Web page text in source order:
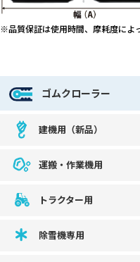
※品質保証は使用時間、摩耗度によ
ゴムクローラー
建機用（新品）
運搬・作業機用
トラクター用
除雪機専用